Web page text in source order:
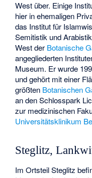
West über. Einige
hier in ehemaligen
das Institut für
Semitistik und
West der Botanische
angegliederten
Museum. Er wurde
und gehört mit einer
größten Botanischen
an denSchlosspark
zur medizinischen
Universitätsklinikum
Steglitz,
Im Ortsteil Steglitz